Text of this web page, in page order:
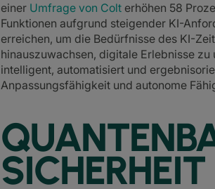
einer Umfrage von Colt erhöhen 58
Funktionen aufgrund steigender KI-
erreichen, um die Bedürfnisse des KI-
hinauszuwachsen, digitale Erlebnisse
intelligent, automatisiert und
Anpassungsfähigkeit und autonome
SICHERHEIT